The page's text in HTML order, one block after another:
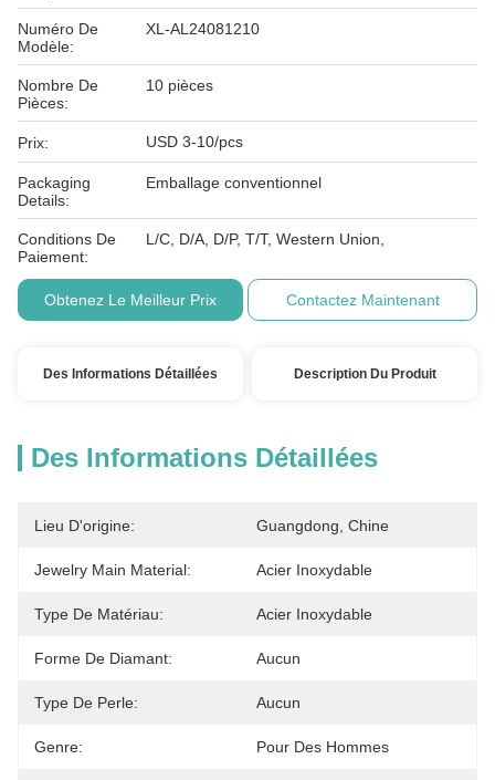
Numéro De
Modèle:
XL-AL24081210
Nombre De
Pièces:
10 pièces
Prix: USD 3-10/pcs
Packaging
Details:
Emballage conventionnel
Conditions De
Paiement:
L/C, D/A, D/P, T/T, Western Union,
Obtenez Le Meilleur Prix Contactez Maintenant
Des Informations Détaillées Description Du Produit
Des Informations Détaillées
Lieu D'origine: Guangdong, Chine
Jewelry Main Material: Acier Inoxydable
Type De Matériau: Acier Inoxydable
Forme De Diamant: Aucun
Type De Perle: Aucun
Genre: Pour Des Hommes